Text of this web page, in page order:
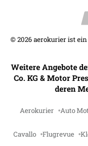
© 2026 aerokurier ist ein
Weitere Angebote
Co. KG & Motor
deren
Aerokurier Auto
Cavallo Flugrevue